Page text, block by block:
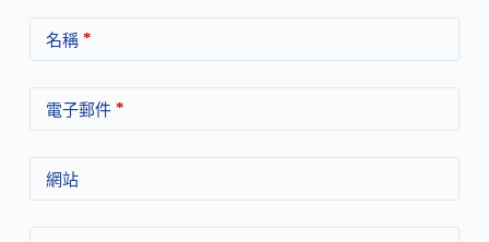
名稱 *
電子郵件*
網站